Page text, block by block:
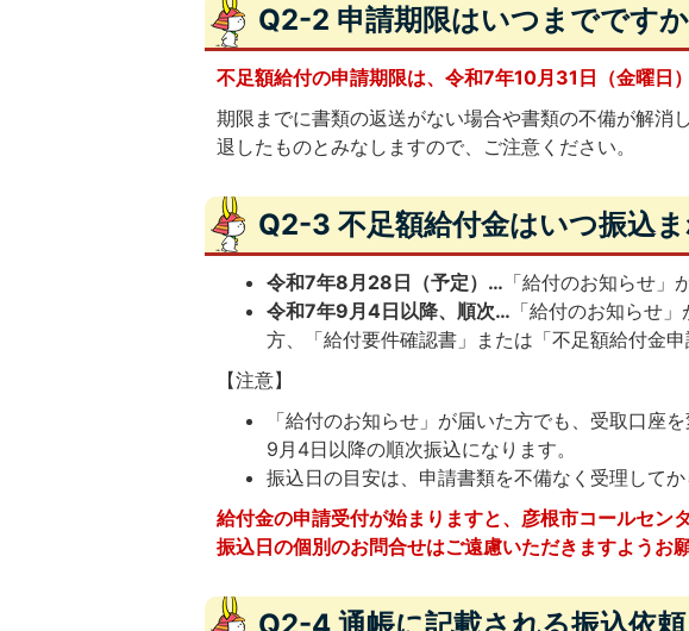
Q2-2 申請期限はいつまでですか
不足額給付の申請期限は、令和7年10月31日（金曜日
期限までに書類の返送がない場合や書類の不備が解消
退したものとみなしますので、ご注意ください。
Q2-3 不足額給付金はいつ振込ま
令和7年8月28日（予定）… 「給付のお知らせ」
令和7年9月4日以降、順次… 「給付のお知らせ
方、「給付要件確認書」または「不足額給付金
【注意】
「給付のお知らせ」が届いた方でも、受取口座
9月4日以降の順次振込になります。
振込日の目安は、申請書類を不備なく受理してか
給付金の申請受付が始まりますと、彦根市コールセン
振込日の個別のお問合せはご遠慮いただきますようお